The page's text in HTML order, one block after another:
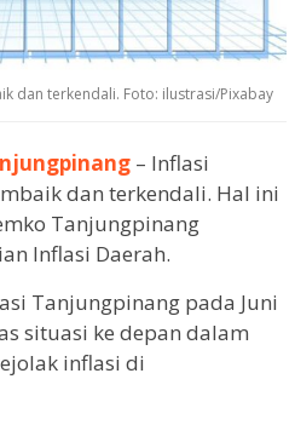
dan terkendali. Foto: ilustrasi/Pixabay
– Inflasi
dan terkendali. Hal ini
Tanjungpinang
Inflasi Daerah.
Tanjungpinang pada Juni
situasi ke depan dalam
inflasi di